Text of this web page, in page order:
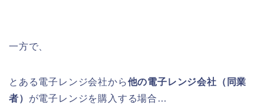
一方で、
とある電子レンジ会社から他の電子レンジ会社（同業
者） が電子レンジを購入する場合…